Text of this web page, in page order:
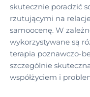
skutecznie poradzić
rzutującymi na
samoocenę. W
wykorzystywane są
terapia poznawczo-
szczególnie
współżyciem i